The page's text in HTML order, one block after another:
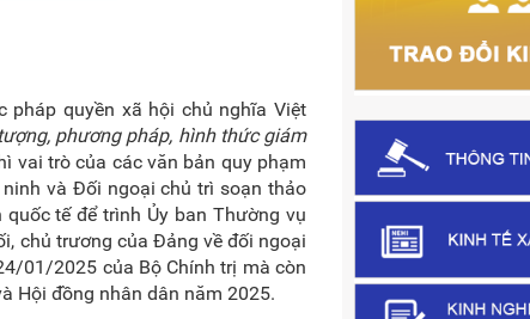
pháp quyền xã hội chủ nghĩa Việt
phương pháp, hình thức giám
vai trò của các văn bản quy phạm
ninh và Đối ngoại chủ trì soạn thảo
tế để trình Ủy ban Thường vụ
chủ trương của Đảng về đối ngoại
01/2025 của Bộ Chính trị mà còn
Hội đồng nhân dân năm 2025.